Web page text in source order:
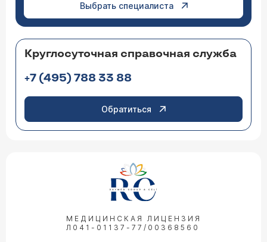
Выбрать специалиста
Круглосуточная справочная служба
+7 (495) 788 33 88
Обратиться
МЕДИЦИНСКАЯ ЛИЦЕНЗИЯ
Л041-01137-77/00368560